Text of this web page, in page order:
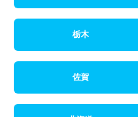
栃木
佐賀